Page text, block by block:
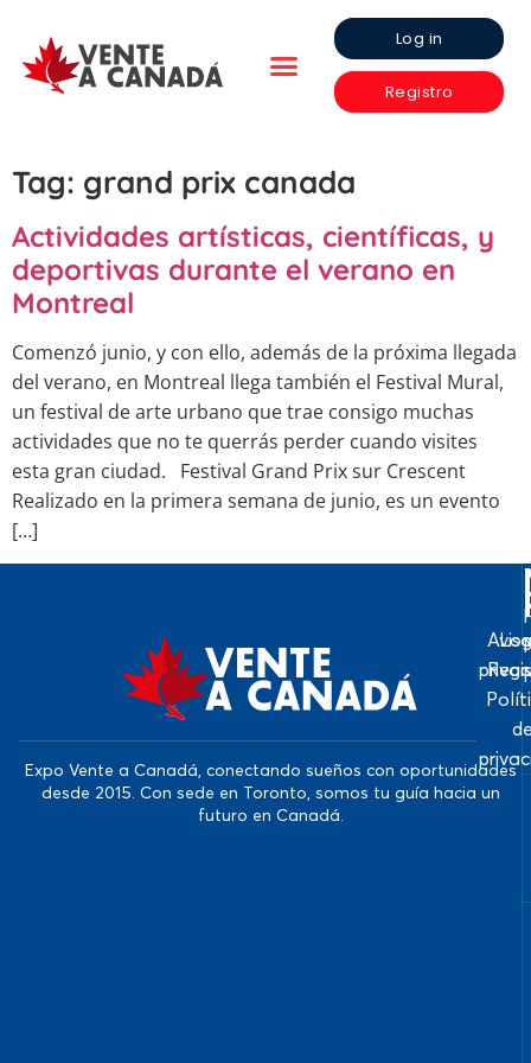
Log in
Registro
Tag: grand prix canada
Actividades artísticas, científicas, y
deportivas durante el verano en
Montreal
Comenzó junio, y con ello, además de la próxima llegada
del verano, en Montreal llega también el Festival Mural,
un festival de arte urbano que trae consigo muchas
actividades que no te querrás perder cuando visites
esta gran ciudad. Festival Grand Prix sur Crescent
Realizado en la primera semana de junio, es un evento
[…]
Expo Vente a Canadá, conectando sueños con oportunidades
desde 2015. Con sede en Toronto, somos tu guía hacia un
futuro en Canadá.